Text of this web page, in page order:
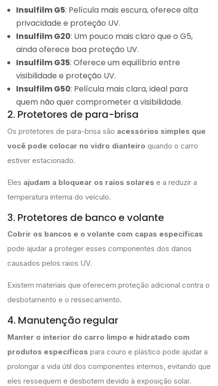
Insulfilm G5: Película mais escura, oferece alta
privacidade e proteção UV.
Insulfilm G20: Um pouco mais claro que o G5,
ainda oferece boa proteção UV.
Insulfilm G35: Oferece um equilíbrio entre
visibilidade e proteção UV.
Insulfilm G50: Película mais clara, ideal para
quem não quer comprometer a visibilidade.
2. Protetores de para-brisa
Os protetores de para-brisa são acessórios simples que
você pode colocar no vidro dianteiro quando o carro
estiver estacionado.
Eles ajudam a bloquear os raios solares e a reduzir a
temperatura interna do veículo.
3. Protetores de banco e volante
Cobrir os bancos e o volante com capas específicas
pode ajudar a proteger esses componentes dos danos
causados pelos raios UV.
Existem materiais que oferecem proteção adicional contra o
desbotamento e o ressecamento.
4. Manutenção regular
Manter o interior do carro limpo e hidratado com
produtos específicos para couro e plástico pode ajudar a
prolongar a vida útil dos componentes internos, evitando que
eles ressequem e desbotem devido à exposição solar.